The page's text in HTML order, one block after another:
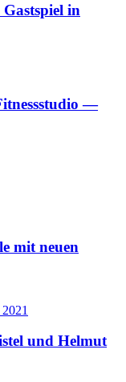
in
—
mit neuen
und Helmut